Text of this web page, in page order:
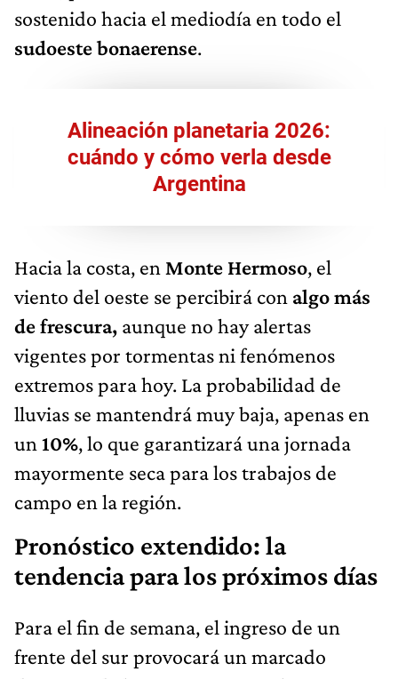
sostenido hacia el mediodía en todo el
sudoeste bonaerense.
Alineación planetaria 2026:
cuándo y cómo verla desde
Argentina
Hacia la costa, en Monte Hermoso, el
viento del oeste se percibirá con algo más
de frescura, aunque no hay alertas
vigentes por tormentas ni fenómenos
extremos para hoy. La probabilidad de
lluvias se mantendrá muy baja, apenas en
un 10%, lo que garantizará una jornada
mayormente seca para los trabajos de
campo en la región.
Pronóstico extendido: la
tendencia para los próximos días
Para el fin de semana, el ingreso de un
frente del sur provocará un marcado